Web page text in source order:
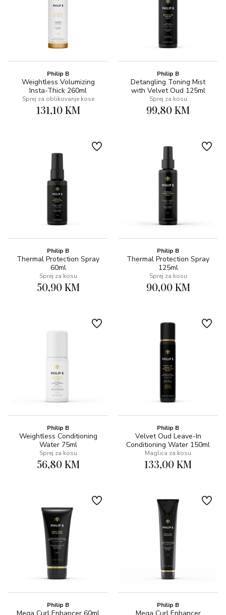
Philip B
Weightless Volumizing
Insta-Thick 260ml
Sprej za oblikovanje kose
131,10 KM
Philip B
Detangling Toning Mist
with Velvet Oud 125ml
Sprej za kosu
99,80 KM
Philip B
Thermal Protection Spray
60ml
Sprej za kosu
50,90 KM
Philip B
Thermal Protection Spray
125ml
Sprej za kosu
90,00 KM
Philip B
Weightless Conditioning
Water 75ml
Sprej za kosu
56,80 KM
Philip B
Velvet Oud Leave-In
Conditioning Water 150ml
Maglica za kosu
133,00 KM
Philip B Philip B